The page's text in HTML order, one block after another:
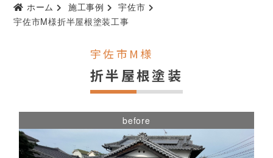
ホーム 施工事例
宇佐市
宇佐市M様折半屋根塗装工事
宇佐市M様
折半屋根塗装
before